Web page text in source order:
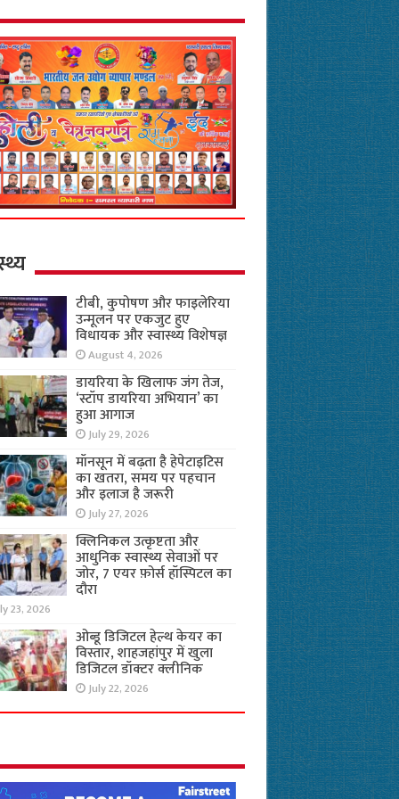
टीबी, कुपोषण और फाइलेरिया
उन्मूलन पर एकजुट हुए
विधायक और स्वास्थ्य विशेषज्ञ
August 4, 2026
डायरिया के खिलाफ जंग तेज,
‘स्टॉप डायरिया अभियान’ का
हुआ आगाज
July 29, 2026
मॉनसून में बढ़ता है हेपेटाइटिस
का खतरा, समय पर पहचान
और इलाज है जरूरी
July 27, 2026
क्लिनिकल उत्कृष्टता और
आधुनिक स्वास्थ्य सेवाओं पर
जोर, 7 एयर फ़ोर्स हॉस्पिटल का
दौरा
23, 2026
ओब्डू डिजिटल हेल्थ केयर का
विस्तार, शाहजहांपुर में खुला
डिजिटल डॉक्टर क्लीनिक
July 22, 2026